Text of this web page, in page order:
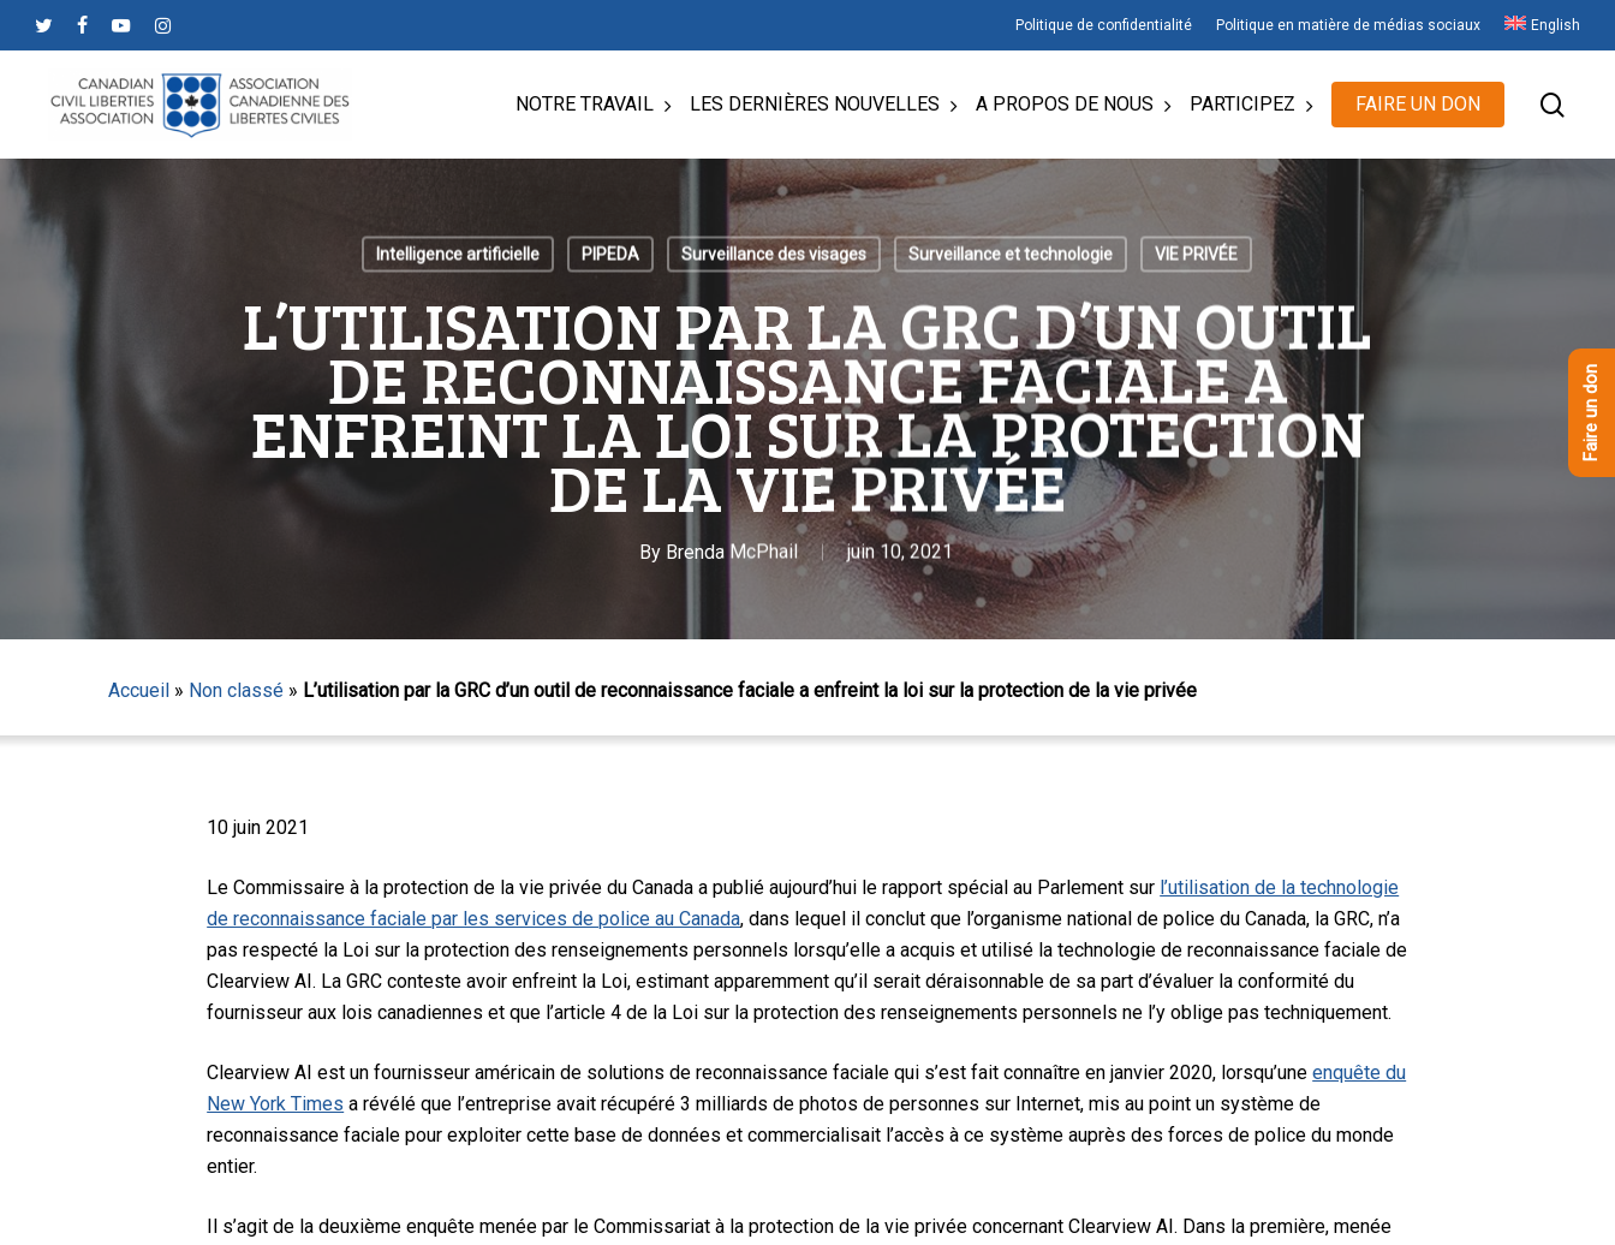
to
content
Politique de confidentialité Politique en matière de médias sociaux English
Appuyez sur Entrée pour lancer la recherche ou sur Échap pour fermer
NOTRE TRAVAIL LES DERNIÈRES NOUVELLES A PROPOS DE NOUS PARTICIPEZ FAIRE UN DON
Intelligence artificielle PIPEDA Surveillance des visages Surveillance et technologie VIE PRIVÉE
L’UTILISATION PAR LA GRC D’UN OUTIL
DE RECONNAISSANCE FACIALE A
ENFREINT LA LOI SUR LA PROTECTION
DE LA VIE PRIVÉE
By Brenda McPhail juin 10, 2021
Accueil » Non classé » L’utilisation par la GRC d’un outil de reconnaissance faciale a enfreint la loi sur la protection de la vie privée
10 juin 2021
Le Commissaire à la protection de la vie privée du Canada a publié aujourd’hui le rapport spécial au Parlement sur l’utilisation de la technologie
de reconnaissance faciale par les services de police au Canada, dans lequel il conclut que l’organisme national de police du Canada, la GRC, n’a
pas respecté la Loi sur la protection des renseignements personnels lorsqu’elle a acquis et utilisé la technologie de reconnaissance faciale de
Clearview AI. La GRC conteste avoir enfreint la Loi, estimant apparemment qu’il serait déraisonnable de sa part d’évaluer la conformité du
fournisseur aux lois canadiennes et que l’article 4 de la Loi sur la protection des renseignements personnels ne l’y oblige pas techniquement.
Clearview AI est un fournisseur américain de solutions de reconnaissance faciale qui s’est fait connaître en janvier 2020, lorsqu’uneenquête du
New York Times a révélé que l’entreprise avait récupéré 3 milliards de photos de personnes sur Internet, mis au point un système de
reconnaissance faciale pour exploiter cette base de données et commercialisait l’accès à ce système auprès des forces de police du monde
entier.
Il s’agit de la deuxième enquête menée par le Commissariat à la protection de la vie privée concernant Clearview AI. Dans la première, menée
Faire un don